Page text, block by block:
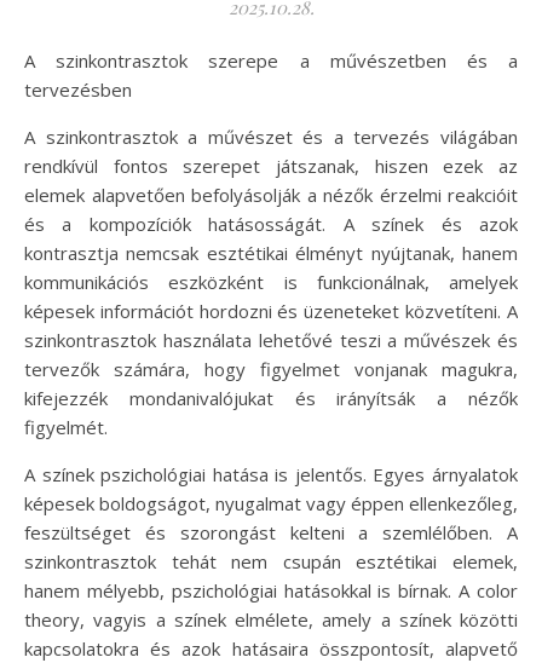
2025.10.28.
A szinkontrasztok szerepe a művészetben és a
tervezésben
A szinkontrasztok a művészet és a tervezés világában
rendkívül fontos szerepet játszanak, hiszen ezek az
elemek alapvetően befolyásolják a nézők érzelmi reakcióit
és a kompozíciók hatásosságát. A színek és azok
kontrasztja nemcsak esztétikai élményt nyújtanak, hanem
kommunikációs eszközként is funkcionálnak, amelyek
képesek információt hordozni és üzeneteket közvetíteni. A
szinkontrasztok használata lehetővé teszi a művészek és
tervezők számára, hogy figyelmet vonjanak magukra,
kifejezzék mondanivalójukat és irányítsák a nézők
figyelmét.
A színek pszichológiai hatása is jelentős. Egyes árnyalatok
képesek boldogságot, nyugalmat vagy éppen ellenkezőleg,
feszültséget és szorongást kelteni a szemlélőben. A
szinkontrasztok tehát nem csupán esztétikai elemek,
hanem mélyebb, pszichológiai hatásokkal is bírnak. A color
theory, vagyis a színek elmélete, amely a színek közötti
kapcsolatokra és azok hatásaira összpontosít, alapvető